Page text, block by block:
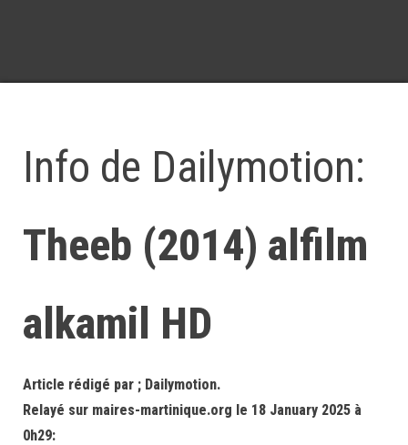
Info de Dailymotion:
Theeb (2014) alfilm
alkamil HD
Article rédigé par ; Dailymotion.
Relayé sur maires-martinique.org le 18 January 2025 à
0h29: